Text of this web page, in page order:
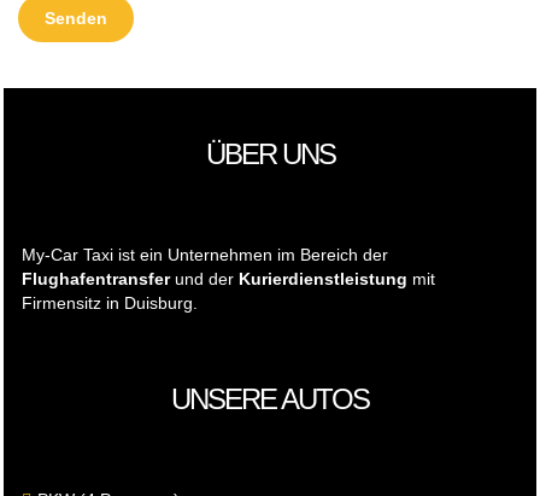
ÜBER UNS
My-Car Taxi ist ein Unternehmen im Bereich der
Flughafentransferund der Kurierdienstleistung mit
Firmensitz in Duisburg.
UNSERE AUTOS